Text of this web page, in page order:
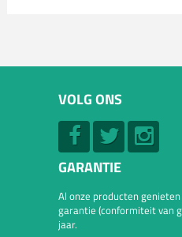
VOLG ONS
GARANTIE
Al onze producten
garantie (conformiteit van
jaar.